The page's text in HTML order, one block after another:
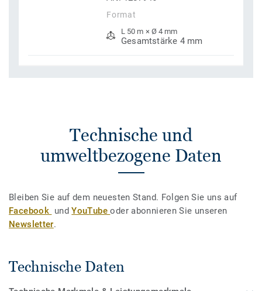
Format
L 50 m × Ø 4 mm
Gesamtstärke 4 mm
Technische und
umweltbezogene Daten
Bleiben Sie auf dem neuesten Stand. Folgen Sie uns auf
Facebook undYouTubeoder abonnieren Sie unseren
Newsletter.
Technische Daten